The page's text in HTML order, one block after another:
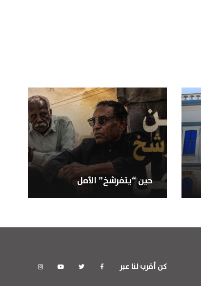
حين “يتفرشخ” الأمل
كن أقرب لنا عبر